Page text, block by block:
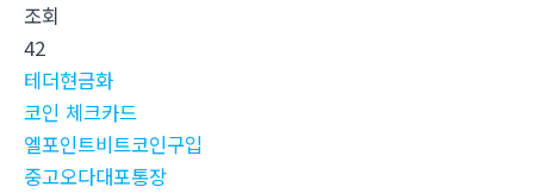
조회
42
테더현금화
코인 체크카드
엘포인트비트코인구입
중고오다대포통장